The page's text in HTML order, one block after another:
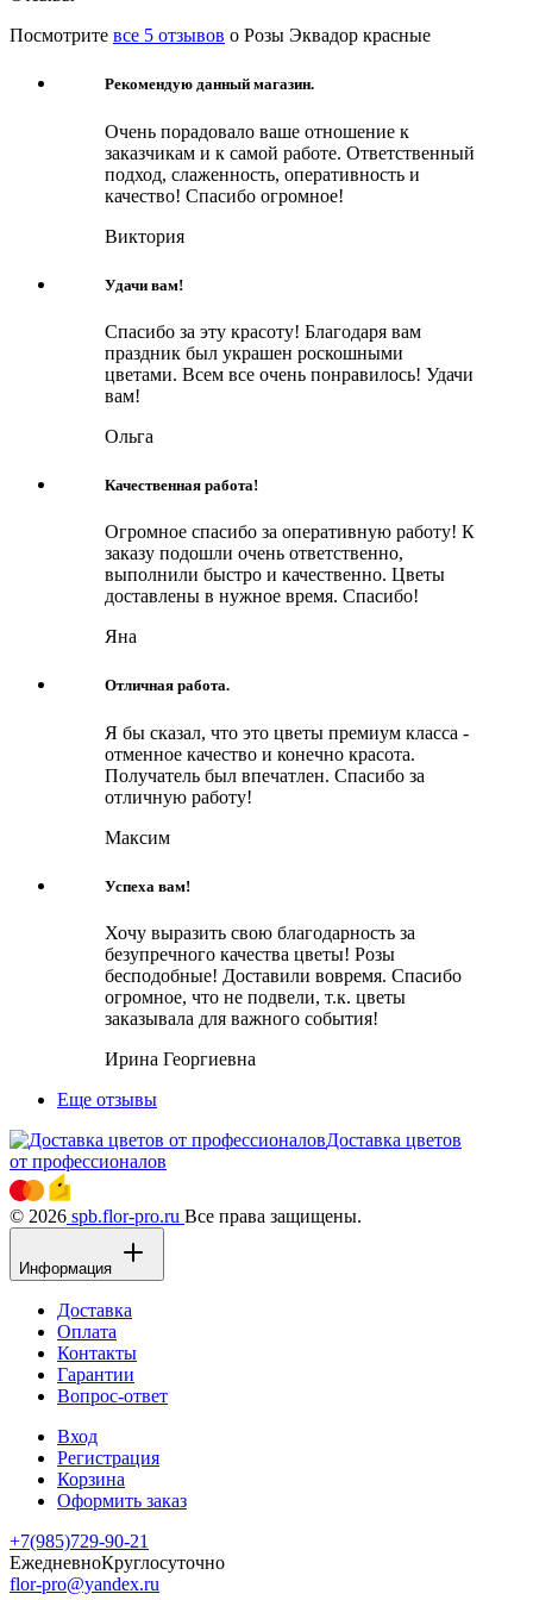
Посмотрите все 5 отзывов о Розы Эквадор красные
Рекомендую данный магазин.
Очень порадовало ваше отношение к
заказчикам и к самой работе. Ответственный
подход, слаженность, оперативность и
качество! Спасибо огромное!
Виктория
Удачи вам!
Спасибо за эту красоту! Благодаря вам
праздник был украшен роскошными
цветами. Всем все очень понравилось! Удачи
вам!
Ольга
Качественная работа!
Огромное спасибо за оперативную работу! К
заказу подошли очень ответственно,
выполнили быстро и качественно. Цветы
доставлены в нужное время. Спасибо!
Яна
Отличная работа.
Я бы сказал, что это цветы премиум класса -
отменное качество и конечно красота.
Получатель был впечатлен. Спасибо за
отличную работу!
Максим
Успеха вам!
Хочу выразить свою благодарность за
безупречного качества цветы! Розы
бесподобные! Доставили вовремя. Спасибо
огромное, что не подвели, т.к. цветы
заказывала для важного события!
Ирина Георгиевна
Еще отзывы
Доставка цветов
от профессионалов
© 2026 spb.flor-pro.ru Все права защищены.
Информация
Доставка
Оплата
Контакты
Гарантии
Вопрос-ответ
Вход
Регистрация
Корзина
Оформить заказ
+7(985)729-90-21
ЕжедневноКруглосуточно
flor-pro@yandex.ru